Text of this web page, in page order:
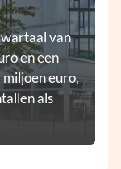
van
en een
euro,
als